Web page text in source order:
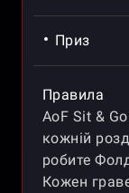
Приз
Правила
AoF Sit &
кожній
робите
Кожен